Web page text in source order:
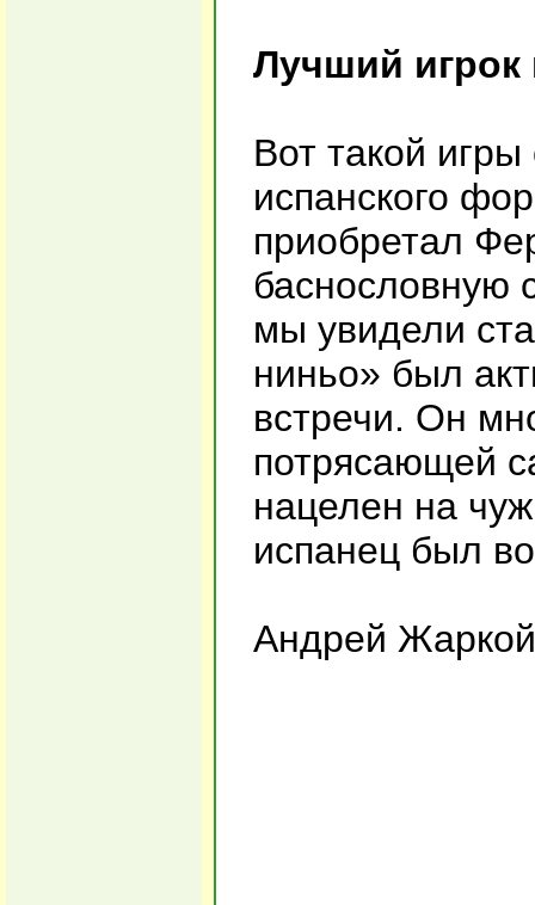
Лучший игрок
Вот такой
испанского
приобретал
баснословную
мы увидели
ниньо» был
встречи. Он
потрясающей
нацелен на
испанец был
Андрей